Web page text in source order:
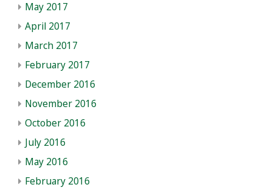
May 2017
April 2017
March 2017
February 2017
December 2016
November 2016
October 2016
July 2016
May 2016
February 2016